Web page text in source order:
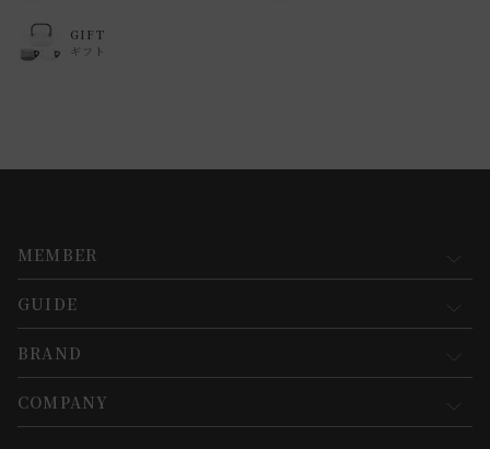
GIFT
ギフト
MEMBER
マイページ
新規会員登録
会員規約について
GUIDE
お買い物ガイド
会員登録について
BRAND
コンセプト
COMPANY